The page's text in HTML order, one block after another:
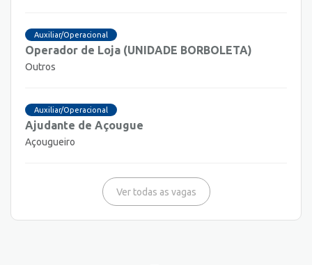
Auxiliar/Operacional
Operador de Loja (UNIDADE BORBOLETA)
Outros
Auxiliar/Operacional
Ajudante de Açougue
Açougueiro
Ver todas as vagas